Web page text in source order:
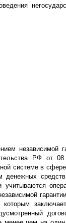
независимой
РФ от
системе в
учитываются